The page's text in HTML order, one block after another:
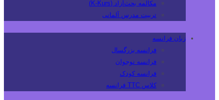
مکالمه بحث‌آزاد (K-Kurs)
تربیت مدرس آلمانی
زبان فرانسه
فرانسه بزرگسال
فرانسه نوجوان
فرانسه کودک
کلاس TTC فرانسه